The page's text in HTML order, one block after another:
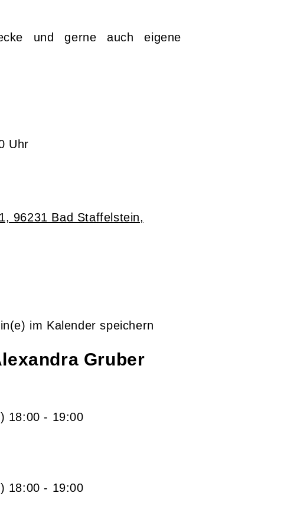
und gerne auch eigene
Uhr
96231 Bad Staffelstein,
im Kalender speichern
Gruber
18:00 - 19:00
18:00 - 19:00